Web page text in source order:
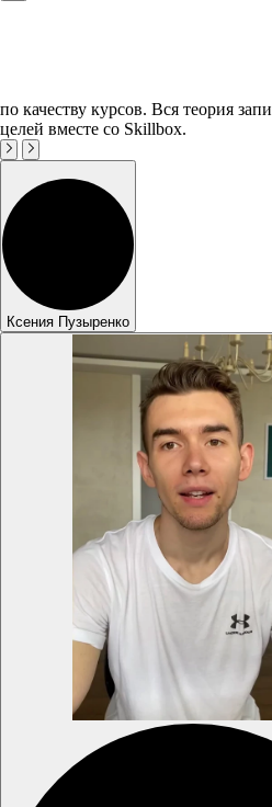
по качеству курсов. Вся теория
целей вместе со Skillbox.
Ксения Пузыренко